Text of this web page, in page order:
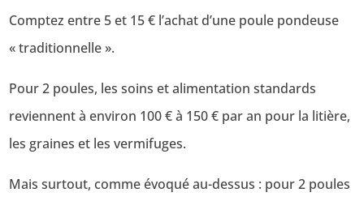
Comptez entre 5 et 15 € l’achat d’une poule pondeuse
« traditionnelle ».
Pour 2 poules, les soins et alimentation standards
reviennent à environ 100 € à 150 € par an pour la litière,
les graines et les vermifuges.
Mais surtout, comme évoqué au-dessus : pour 2 poules